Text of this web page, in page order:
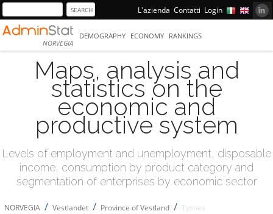
L'azienda Contatti Login
NORVEGIA
DEMOGRAPHY ECONOMY RANKINGS
Maps, analysis and
statistics on the
economic and
productive system
Levels of employment and unemployment, disposable
income, consumption by product category and
segmentation of enterprises by economic sector
NORVEGIA / Vestlandet / Province of Vestland / Tysnes